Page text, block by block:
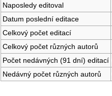
Naposledy editoval
Datum poslední editace
Celkový počet editací
Celkový počet různých autorů
Počet nedávných (91 dní) editací
Nedávný počet různých autorů